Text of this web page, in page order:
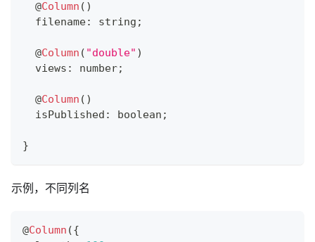
@Column ( )
  filename
: string ;
@Column ( "double" )
  views
: number;
@Column ( )
  isPublished
: boolean ;
}
示例，不同列名
@Column ({